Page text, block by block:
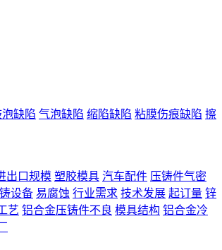
缺陷 气泡缺陷 缩陷缺陷 粘膜伤痕缺陷 擦
出口规模 塑胶模具 汽车配件 压铸件气密
设备 易腐蚀 行业需求 技术发展 起订量 锌
艺 铝合金压铸件不良 模具结构 铝合金冷